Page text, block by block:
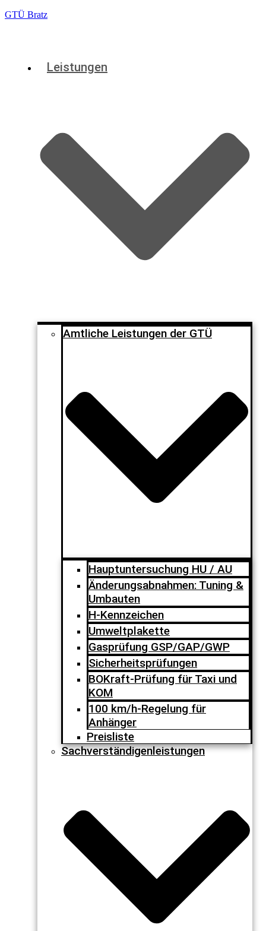
GTÜ Bratz
Leistungen
Amtliche Leistungen der GTÜ
Hauptuntersuchung HU / AU
Änderungsabnahmen: Tuning &
Umbauten
H-Kennzeichen
Umweltplakette
Gasprüfung GSP/GAP/GWP
Sicherheitsprüfungen
BOKraft-Prüfung für Taxi und
KOM
100 km/h-Regelung für
Anhänger
Preisliste
Sachverständigenleistungen